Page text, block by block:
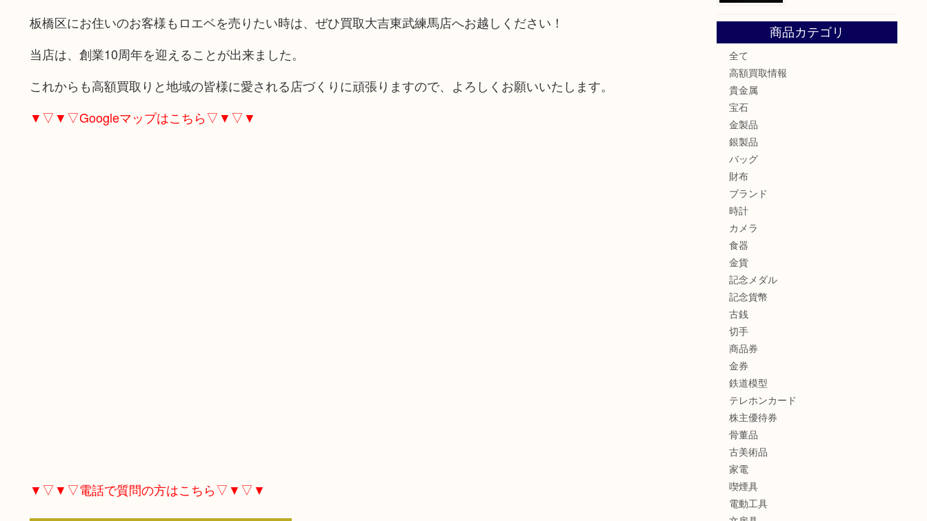
板橋区にお住いのお客様もロエベを売りたい時は、ぜひ買取大吉東武練馬店へお越しください！
当店は、創業10周年を迎えることが出来ました。
これからも高額買取りと地域の皆様に愛される店づくりに頑張りますので、よろしくお願いいたします。
▼▽▼▽Googleマップはこちら▽▼▽▼
▼▽▼▽電話で質問の方はこちら▽▼▽▼
商品カテゴリ
全て
高額買取情報
貴金属
宝石
金製品
銀製品
バッグ
財布
ブランド
時計
カメラ
食器
金貨
記念メダル
記念貨幣
古銭
切手
商品券
金券
鉄道模型
テレホンカード
株主優待券
骨董品
古美術品
家電
喫煙具
電動工具